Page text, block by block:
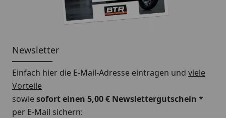
Newsletter
Einfach hier die E-Mail-Adresse eintragen und viele
Vorteile
sowiesofort einen 5,00 € Newslettergutschein *
per E-Mail sichern: